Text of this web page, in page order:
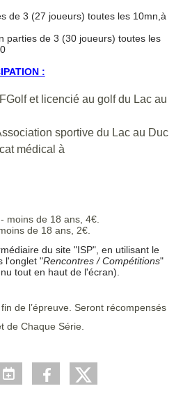
de 3 (27 joueurs) toutes les 10mn,à
parties de 3 (30 joueurs) toutes les
:
et licencié au golf du Lac au
sportive du Lac au Duc
médical à
moins de 18 ans, 4€.
de 18 ans, 2€.
du site "ISP", en utilisant le
l'onglet "Rencontres / Compétitions"
tout en haut de l'écran).
de l’épreuve. Seront récompensés
de Chaque Série.